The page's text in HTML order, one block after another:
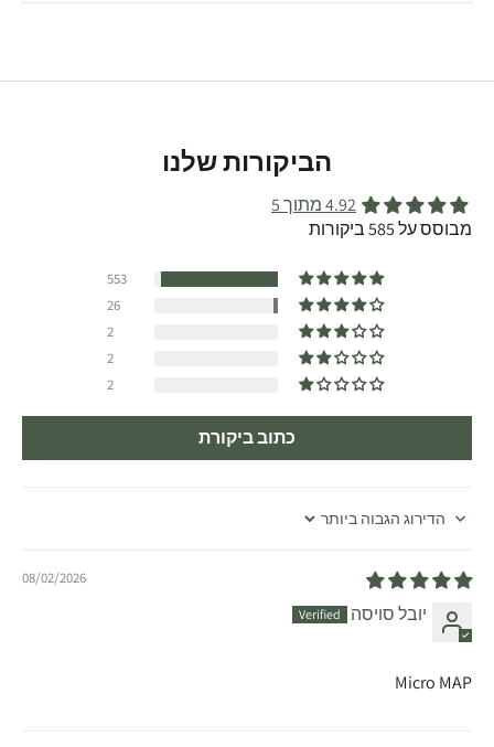
הביקורות שלנו
4.92 מתוך 5
מבוסס על 585 ביקורות
553
26
2
2
2
כתוב ביקורת
Sort by
08/02/2026
יובל סויסה
Micro MAP